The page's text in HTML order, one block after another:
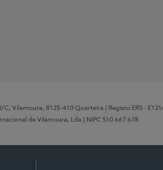
C, Vilamoura, 8125-410 Quarteira | Registo ERS -
de Vilamoura, Lda
| NIPC 510 667 678